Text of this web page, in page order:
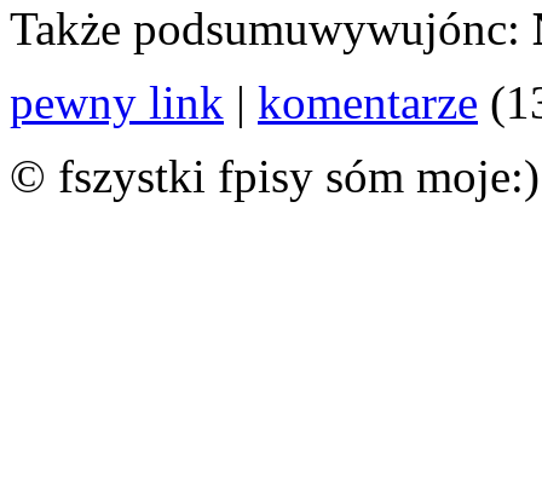
Także podsumuwywujónc:
pewny link | komentarze
© fszystki fpisy sóm moje:)